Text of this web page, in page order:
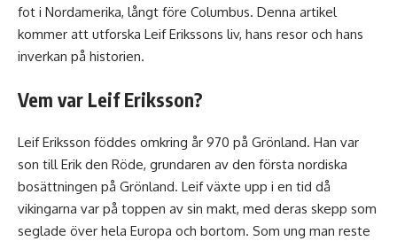
fot i Nordamerika, långt före Columbus. Denna artikel
kommer att utforska Leif Erikssons liv, hans resor och hans
inverkan på historien.
Vem var Leif Eriksson?
Leif Eriksson föddes omkring år 970 på Grönland. Han var
son till Erik den Röde, grundaren av den första nordiska
bosättningen på Grönland. Leif växte upp i en tid då
vikingarna var på toppen av sin makt, med deras skepp som
seglade över hela Europa och bortom. Som ung man reste